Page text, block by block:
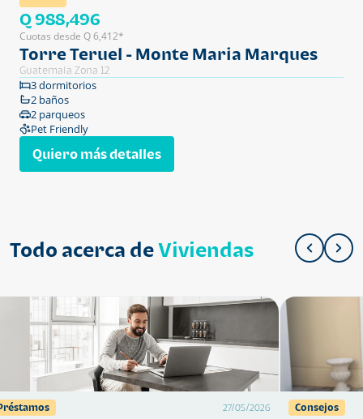
Q 988,496
Cuotas desde Q 6,412*
Torre Teruel - Monte Maria Marques
Guatemala Zona 12
3 dormitorios
2 baños
2 parqueos
Pet Friendly
Quiero más detalles
Todo acerca deViviendas
27/05/2026 Consejos